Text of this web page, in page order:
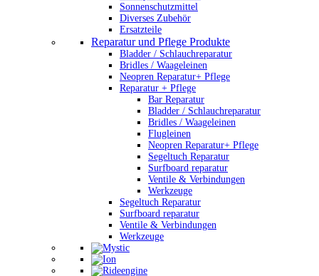
Sonnenschutzmittel
Diverses Zubehör
Ersatzteile
Reparatur und Pflege Produkte
Bladder / Schlauchreparatur
Bridles / Waageleinen
Neopren Reparatur+ Pflege
Reparatur + Pflege
Bar Reparatur
Bladder / Schlauchreparatur
Bridles / Waageleinen
Flugleinen
Neopren Reparatur+ Pflege
Segeltuch Reparatur
Surfboard reparatur
Ventile & Verbindungen
Werkzeuge
Segeltuch Reparatur
Surfboard reparatur
Ventile & Verbindungen
Werkzeuge